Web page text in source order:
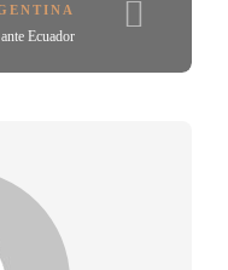
Ecuador